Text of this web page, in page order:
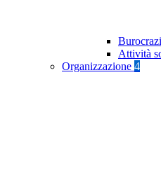
Attività
Organizzazione 4